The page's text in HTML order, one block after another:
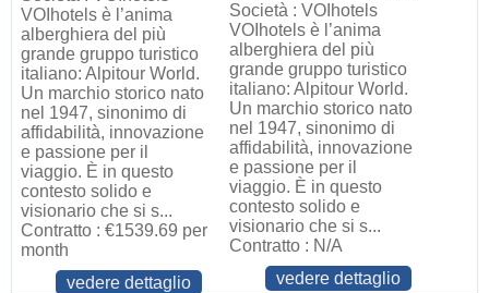
VOIhotels è l’anima
alberghiera del più
grande gruppo turistico
italiano: Alpitour World.
Un marchio storico nato
nel 1947, sinonimo di
affidabilità, innovazione
e passione per il
viaggio. È in questo
contesto solido e
visionario che si s...
Contratto : €1539.69 per
month
vedere dettaglio
Società : VOIhotels
VOIhotels è l’anima
alberghiera del più
grande gruppo turistico
italiano: Alpitour World.
Un marchio storico nato
nel 1947, sinonimo di
affidabilità, innovazione
e passione per il
viaggio. È in questo
contesto solido e
visionario che si s...
Contratto : N/A
vedere dettaglio